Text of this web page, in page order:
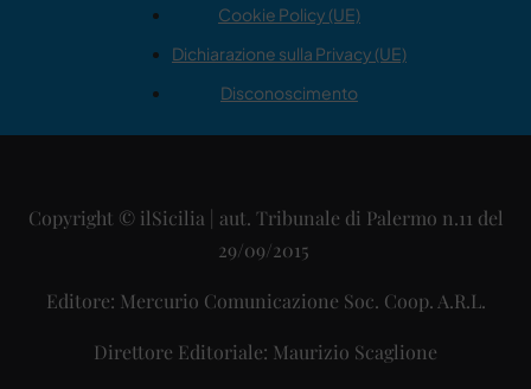
Cookie Policy (UE)
Dichiarazione sulla Privacy (UE)
Disconoscimento
Copyright © ilSicilia | aut. Tribunale di Palermo n.11 del
29/09/2015
Editore: Mercurio Comunicazione Soc. Coop. A.R.L.
Direttore Editoriale: Maurizio Scaglione